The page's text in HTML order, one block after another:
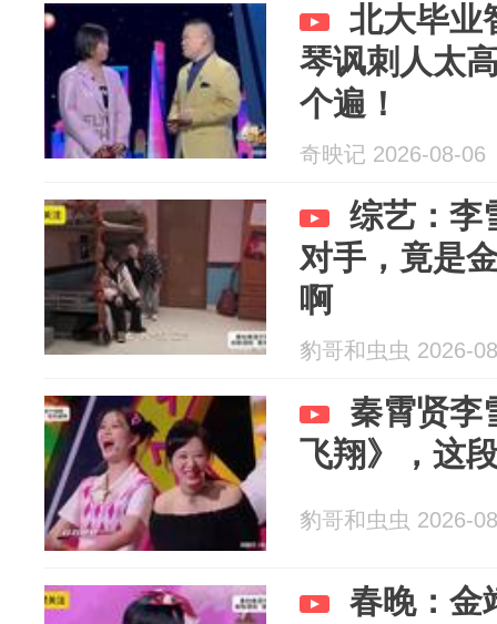
北大毕业
琴讽刺人太
个遍！
奇映记 2026-08-06
综艺：李
对手，竟是
啊
豹哥和虫虫 2026-
秦霄贤李
飞翔》，这
豹哥和虫虫 2026-
春晚：金